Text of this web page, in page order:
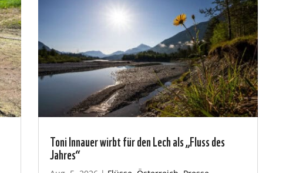
Toni Innauer wirbt für den Lech als „Fluss des
Jahres“